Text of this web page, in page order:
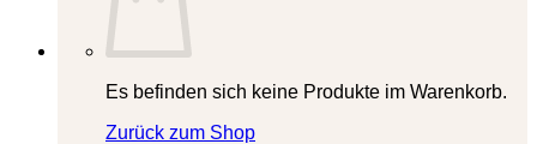
Es befinden sich keine Produkte im Warenkorb.
Zurück zum Shop